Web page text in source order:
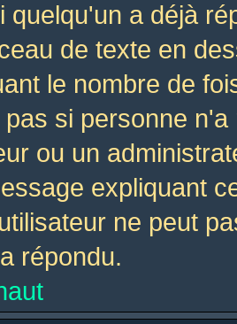
quelqu'un a déjà
de texte en
le nombre de
si personne
ou un
expliquant
ne peut
répondu.